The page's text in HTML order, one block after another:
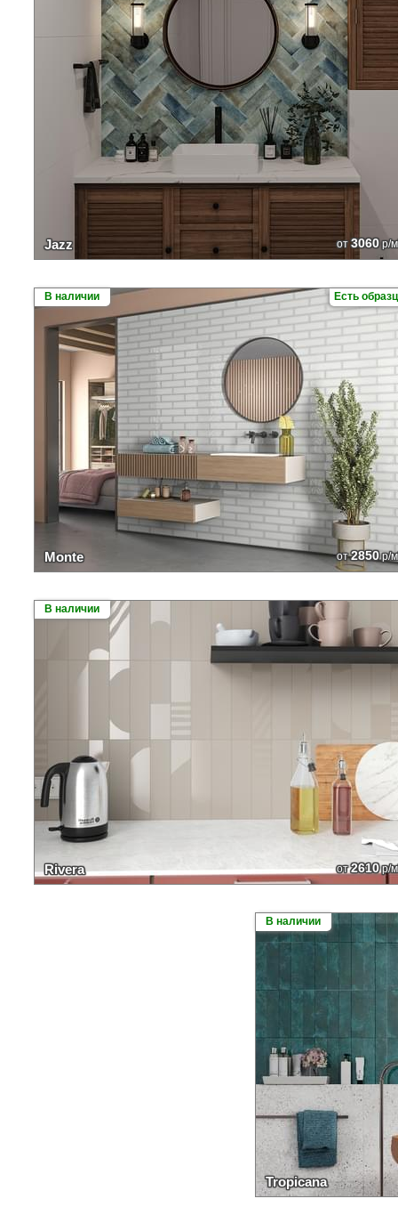
Jazz от3060р/
Есть
В наличии
Monte от2850р/
В наличии
Rivera от2610р/
В наличии
Tropicana